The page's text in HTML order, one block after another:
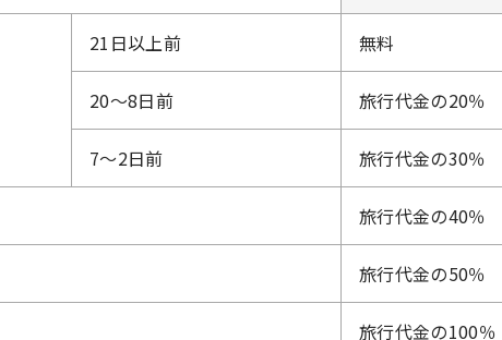
21日以上前 無料
20～8日前 旅行代金の20％
7～2日前 旅行代金の30％
旅行代金の40％
旅行代金の50％
旅行代金の100％